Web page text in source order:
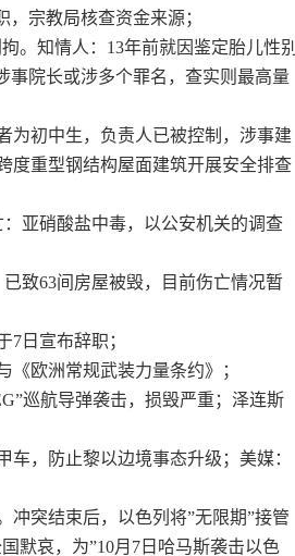
，宗教局核查资金来源；
。知情人：13年前就因鉴定胎儿性别
事院长或涉多个罪名，查实则最高量
为初中生，负责人已被控制，涉事建
度重型钢结构屋面建筑开展安全排查
亚硝酸盐中毒，以公安机关的调查
致63间房屋被毁，目前伤亡情况暂
7日宣布辞职；
《欧洲常规武装力量条约》；
巡航导弹袭击，损毁严重；泽连斯
，防止黎以边境事态升级；美媒：
冲突结束后，以色列将”无限期”接管
默哀，为”10月7日哈马斯袭击以色